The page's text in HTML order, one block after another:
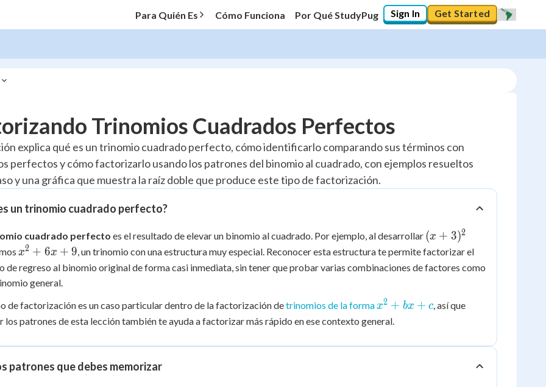
Para Quién Es Cómo Funciona Por Qué StudyPug Sign In Get Started
10%
0/5
Reviewed
0
Trinomios Cuadrados Perfectos
explica qué es un trinomio cuadrado perfecto, cómo identificarlo comparando sus términos con
perfectos y cómo factorizarlo usando los patrones del binomio al cuadrado, con ejemplos resueltos
y una gráfica que muestra la raíz doble que produce este tipo de factorización.
un trinomio cuadrado perfecto?
cuadrado perfecto es el resultado de elevar un binomio al cuadrado. Por ejemplo, al desarrollar (x+3)^2
(x + 3)2
x^2
+
6x
+ 9
x2 + 6x + 9, un trinomio con una estructura muy especial. Reconocer esta estructura te permite factorizar el
de regreso al binomio original de forma casi inmediata, sin tener que probar varias combinaciones de factores como
general.
de factorización es un caso particular dentro de la factorización detrinomios de la formax^2
+
+ c
x2 + bx + c, así que
los patrones de esta lección también te ayuda a factorizar más rápido en ese contexto general.
patrones que debes memorizar